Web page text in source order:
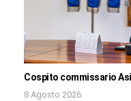
Cospito commissario
8 Agosto 2026